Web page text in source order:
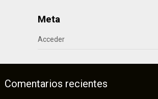
Meta
Acceder
Comentarios recientes